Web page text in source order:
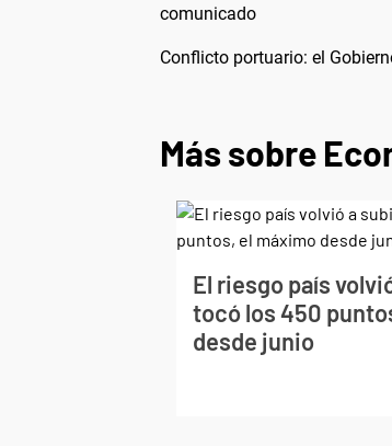
comunicado
Conflicto portuario: el
Más sobre
El riesgo país
tocó los 450
desde junio